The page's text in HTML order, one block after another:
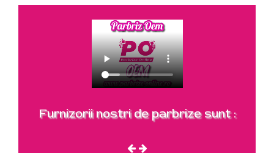
Furnizorii nostri de parbrize sunt :